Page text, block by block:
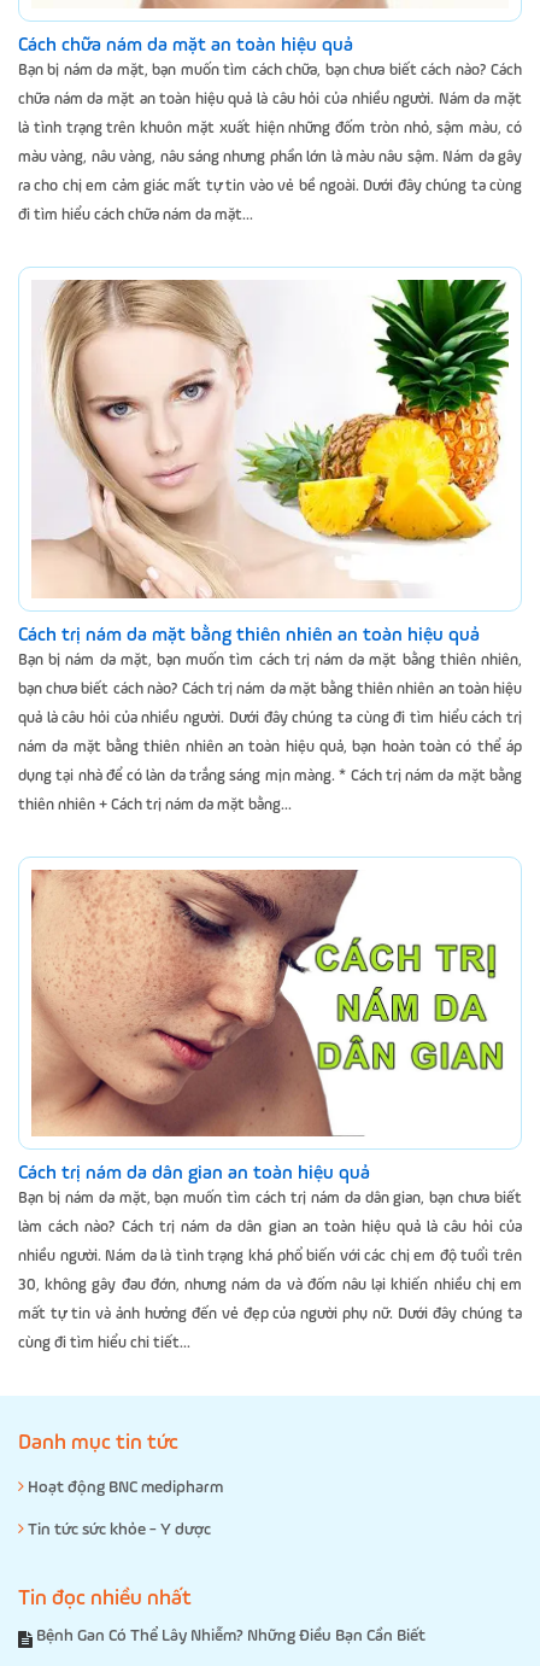
Cách chữa nám da mặt an toàn hiệu quả
Bạn bị nám da mặt, bạn muốn tìm cách chữa, bạn chưa biết cách nào? Cách
chữa nám da mặt an toàn hiệu quả là câu hỏi của nhiều người. Nám da mặt
là tình trạng trên khuôn mặt xuất hiện những đốm tròn nhỏ, sậm màu, có
màu vàng, nâu vàng, nâu sáng nhưng phần lớn là màu nâu sậm. Nám da gây
ra cho chị em cảm giác mất tự tin vào vẻ bề ngoài. Dưới đây chúng ta cùng
đi tìm hiểu cách chữa nám da mặt...
Cách trị nám da mặt bằng thiên nhiên an toàn hiệu quả
Bạn bị nám da mặt, bạn muốn tìm cách trị nám da mặt bằng thiên nhiên,
bạn chưa biết cách nào? Cách trị nám da mặt bằng thiên nhiên an toàn hiệu
quả là câu hỏi của nhiều người. Dưới đây chúng ta cùng đi tìm hiểu cách trị
nám da mặt bằng thiên nhiên an toàn hiệu quả, bạn hoàn toàn có thể áp
dụng tại nhà để có làn da trắng sáng mịn màng. * Cách trị nám da mặt bằng
thiên nhiên + Cách trị nám da mặt bằng...
Cách trị nám da dân gian an toàn hiệu quả
Bạn bị nám da mặt, bạn muốn tìm cách trị nám da dân gian, bạn chưa biết
làm cách nào? Cách trị nám da dân gian an toàn hiệu quả là câu hỏi của
nhiều người. Nám da là tình trạng khá phổ biến với các chị em độ tuổi trên
30, không gây đau đớn, nhưng nám da và đốm nâu lại khiến nhiều chị em
mất tự tin và ảnh hưởng đến vẻ đẹp của người phụ nữ. Dưới đây chúng ta
cùng đi tìm hiểu chi tiết...
Danh mục tin tức
Hoạt động BNC medipharm
Tin tức sức khỏe - Y dược
Tin đọc nhiều nhất
Bệnh Gan Có Thể Lây Nhiễm? Những Điều Bạn Cần Biết